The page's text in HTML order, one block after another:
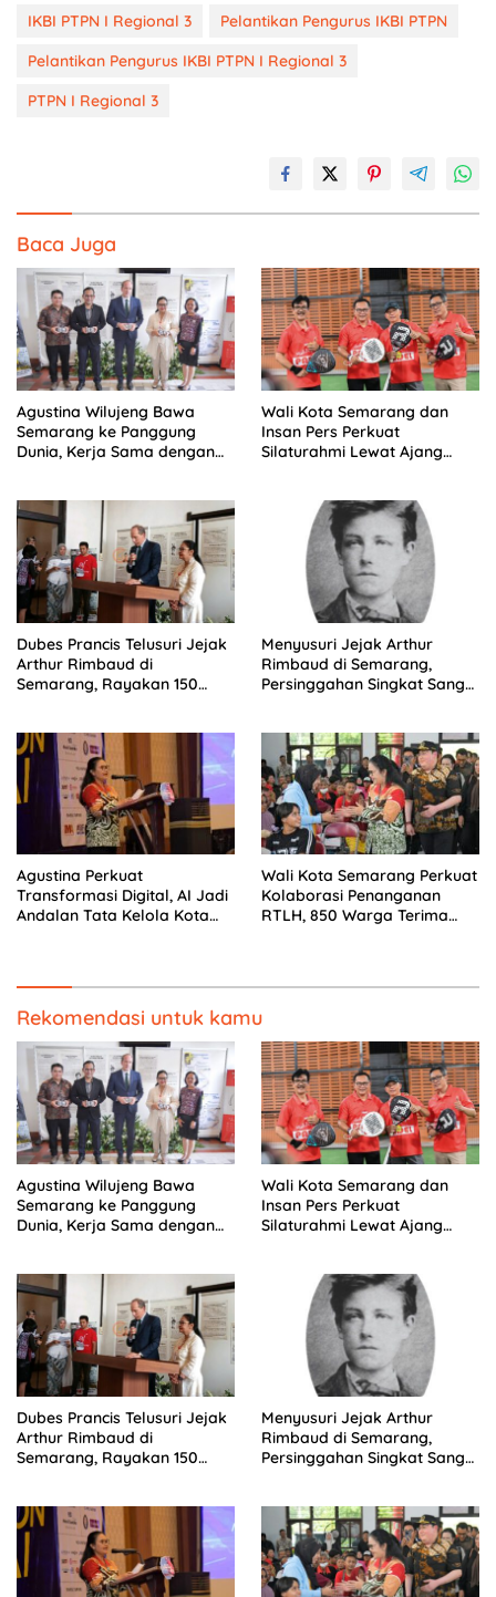
IKBI PTPN I Regional 3
Pelantikan Pengurus IKBI PTPN
Pelantikan Pengurus IKBI PTPN I Regional 3
PTPN I Regional 3
Baca Juga
Agustina Wilujeng Bawa
Semarang ke Panggung
Dunia, Kerja Sama dengan
Wali Kota Semarang dan
Insan Pers Perkuat
Silaturahmi Lewat Ajang
Dubes Prancis Telusuri Jejak
Arthur Rimbaud di
Semarang, Rayakan 150
Menyusuri Jejak Arthur
Rimbaud di Semarang,
Persinggahan Singkat Sang
Agustina Perkuat
Transformasi Digital, AI Jadi
Andalan Tata Kelola Kota
Wali Kota Semarang Perkuat
Kolaborasi Penanganan
RTLH, 850 Warga Terima
Rekomendasi untuk kamu
Agustina Wilujeng Bawa
Semarang ke Panggung
Dunia, Kerja Sama dengan
Wali Kota Semarang dan
Insan Pers Perkuat
Silaturahmi Lewat Ajang
Dubes Prancis Telusuri Jejak
Arthur Rimbaud di
Semarang, Rayakan 150
Menyusuri Jejak Arthur
Rimbaud di Semarang,
Persinggahan Singkat Sang